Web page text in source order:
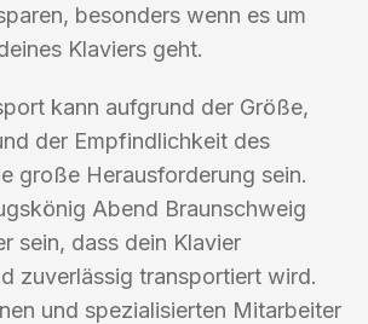
besonders wenn es um
Klaviers geht.
kann aufgrund der Größe,
der Empfindlichkeit des
große Herausforderung sein.
Abend Braunschweig
sein, dass dein Klavier
zuverlässig transportiert wird.
und spezialisierten Mitarbeiter